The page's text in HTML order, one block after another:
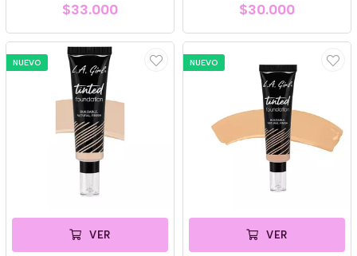
$33.000 $30.000
NUEVO
VER
NUEVO
VER